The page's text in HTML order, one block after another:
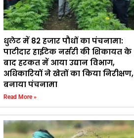
धुलेट में 82 हजार पौधों का पंचनामा:
पाटीदार हाईटेक नर्सरी की शिकायत के
बाद हरकत में आया उद्यान विभाग,
अधिकारियों ने खेतों का किया निरीक्षण,
बनाया पंचनामा
Read More »